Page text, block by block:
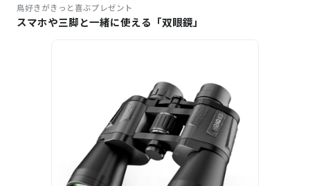
鳥好きがきっと喜ぶプレゼント
スマホや三脚と一緒に使える「双眼鏡」